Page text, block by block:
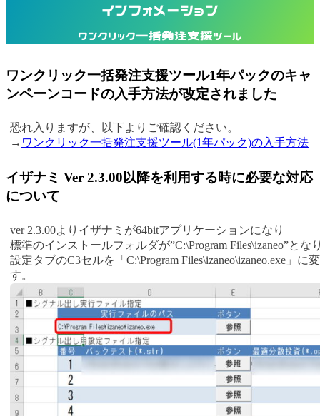
インフォメーション
ワンクリック一括発注支援ツール
ワンクリック一括発注支援ツール1年パックのキャ
ンペーンコードの入手方法が改定されました
恐れ入りますが、以下よりご確認ください。
→ ワンクリック一括発注支援ツール(1年パック)の入手方法
イザナミ Ver 2.3.00以降を利用する時に必要な対応
について
ver 2.3.00よりイザナミが64bitアプリケーションになり
標準のインストールフォルダが”C:\Program Files\izaneo”と
設定タブのC3セルを「C:\Program Files\izaneo\izaneo.exe」に
す。